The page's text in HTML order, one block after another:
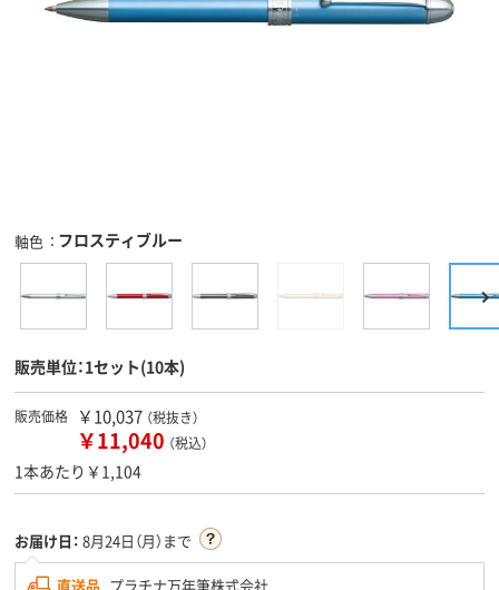
軸色 フロスティブルー
販売単位：1セット(10本)
販売価格 ￥10,037 （税抜き）
￥11,040 （税込）
1本あたり￥1,104
お届け日： 8月24日（月）まで
直送品 プラチナ万年筆株式会社